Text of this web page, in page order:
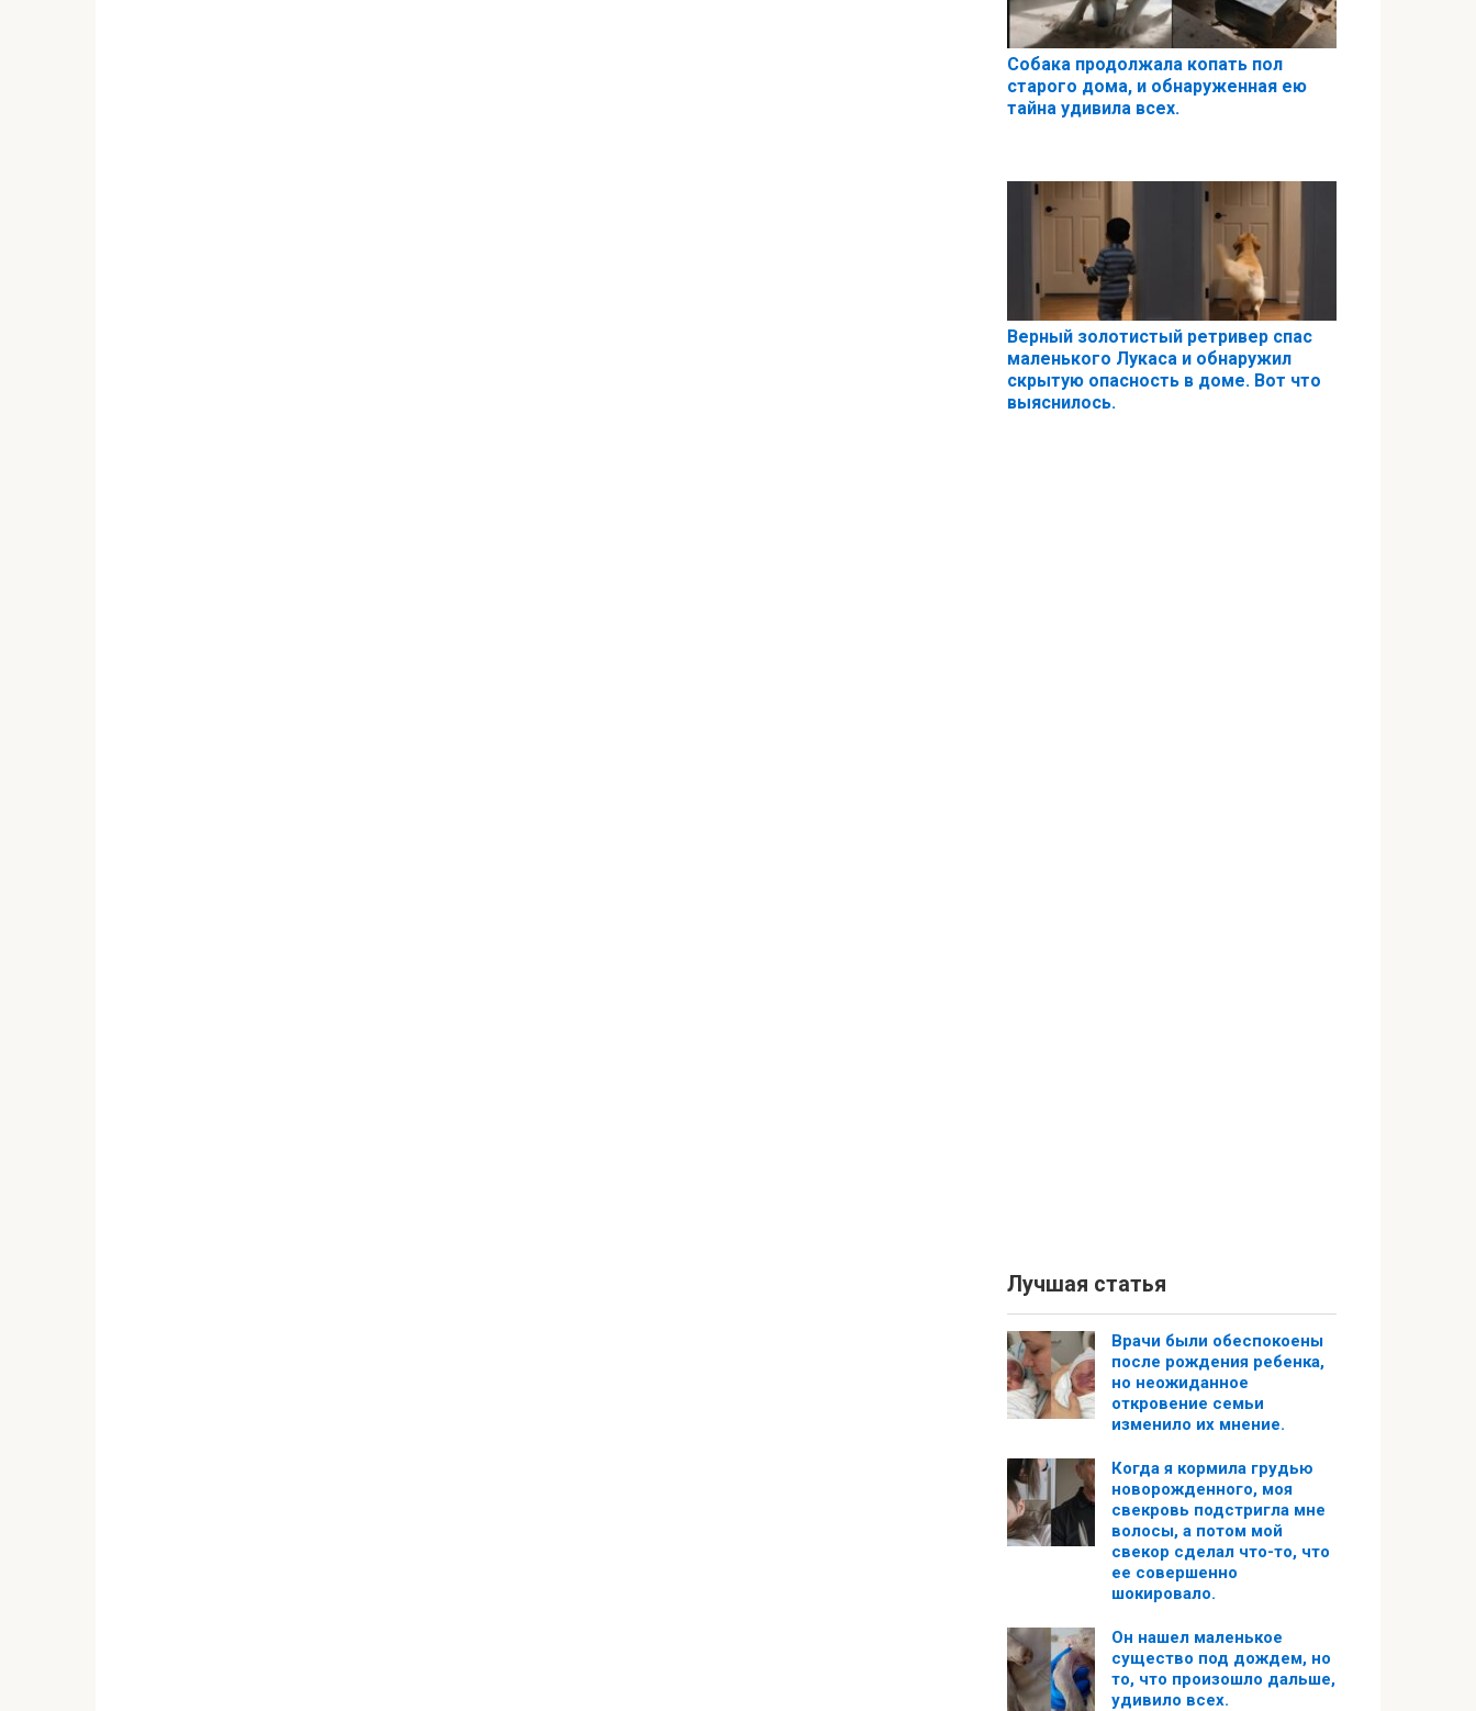
Собака продолжала копать пол
старого дома, и обнаруженная ею
тайна удивила всех.
Верный золотистый ретривер спас
маленького Лукаса и обнаружил
скрытую опасность в доме. Вот что
выяснилось.
Лучшая статья
Врачи были обеспокоены
после рождения ребенка,
но неожиданное
откровение семьи
изменило их мнение.
Когда я кормила грудью
новорожденного, моя
свекровь подстригла мне
волосы, а потом мой
свекор сделал что-то, что
ее совершенно
шокировало.
Он нашел маленькое
существо под дождем, но
то, что произошло дальше,
удивило всех.